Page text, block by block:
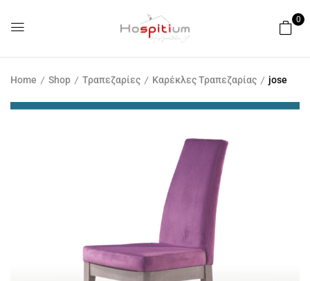
0
Home Shop Τραπεζαρίες Καρέκλες Τραπεζαρίας jose